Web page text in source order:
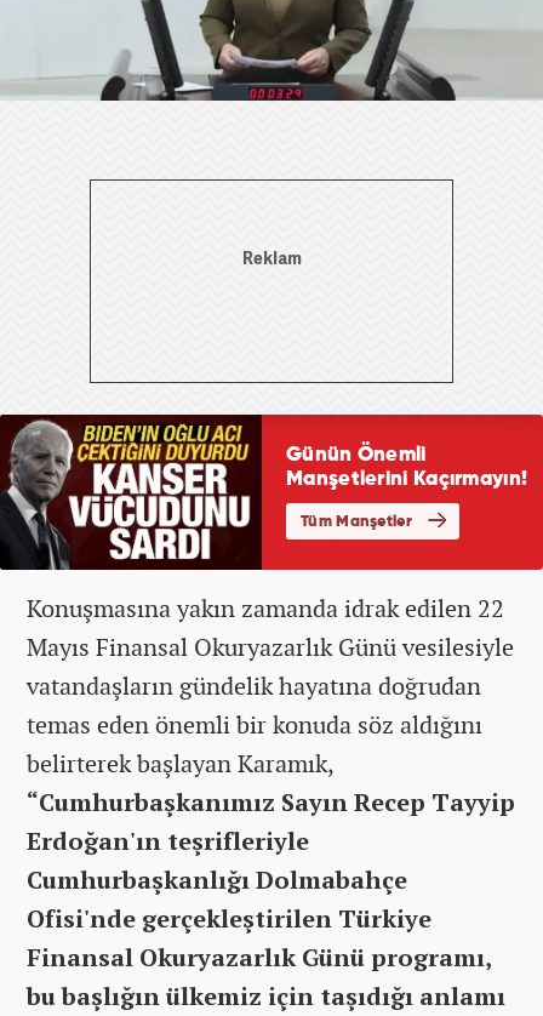
Konuşmasına yakın zamanda idrak edilen 22
Mayıs Finansal Okuryazarlık Günü vesilesiyle
vatandaşların gündelik hayatına doğrudan
temas eden önemli bir konuda söz aldığını
belirterek başlayan Karamık,
“Cumhurbaşkanımız Sayın Recep Tayyip
Erdoğan'ın teşrifleriyle
Cumhurbaşkanlığı Dolmabahçe
Ofisi'nde gerçekleştirilen Türkiye
Finansal Okuryazarlık Günü programı,
bu başlığın ülkemiz için taşıdığı anlamı